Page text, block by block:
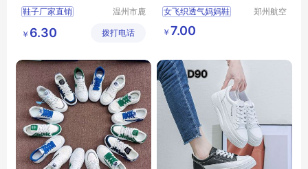
板鞋批发
鞋子厂家直销
地摊鞋子批发
底价鞋批发
温州市鹿
步鞋行
￥ 6.30 拨打电话
女飞织透气妈妈鞋
健步鞋地摊鞋子
郑州航空
￥ 7.00